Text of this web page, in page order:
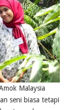
Malaysia
seni biasa tetapi